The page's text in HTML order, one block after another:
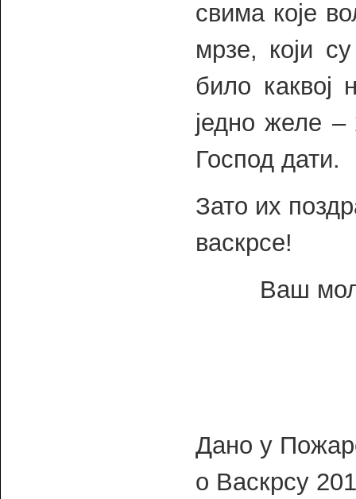
свима које
мрзе, који
било
једно желе
Господ дати.
Зато их
васкрсе!
Ваш
Дано у
о Васкрсу